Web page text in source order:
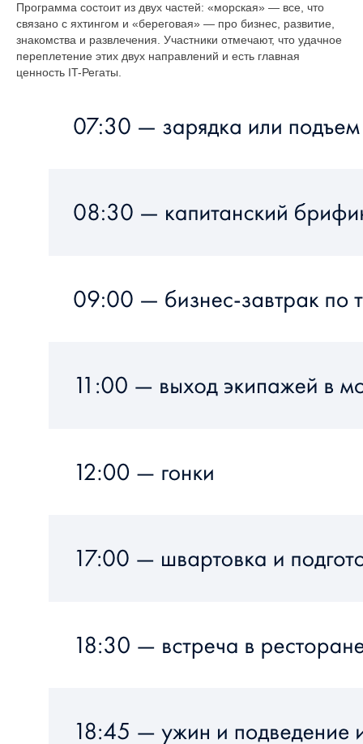
Программа состоит из двух частей: «морская» — все, что
связано с яхтингом и «береговая» — про бизнес, развитие,
знакомства и развлечения. Участники отмечают, что удачное
переплетение этих двух направлений и есть главная
ценность IT-Регаты.